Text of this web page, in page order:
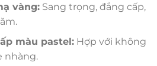
vàng:Sang trọng, đẳng cấp,
màu pastel:Hợp với không
nhàng.